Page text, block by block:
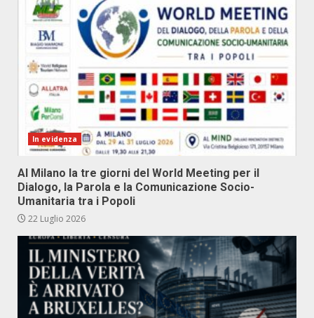
In evidenza
Al Milano la tre giorni del World Meeting per il
Dialogo, la Parola e la Comunicazione Socio-
Umanitaria tra i Popoli
22 Luglio 2026